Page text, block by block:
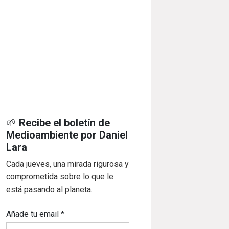
🌱 Recibe el boletín de
Medioambiente por Daniel
Lara
Cada jueves, una mirada rigurosa y
comprometida sobre lo que le
está pasando al planeta.
Añade tu email*